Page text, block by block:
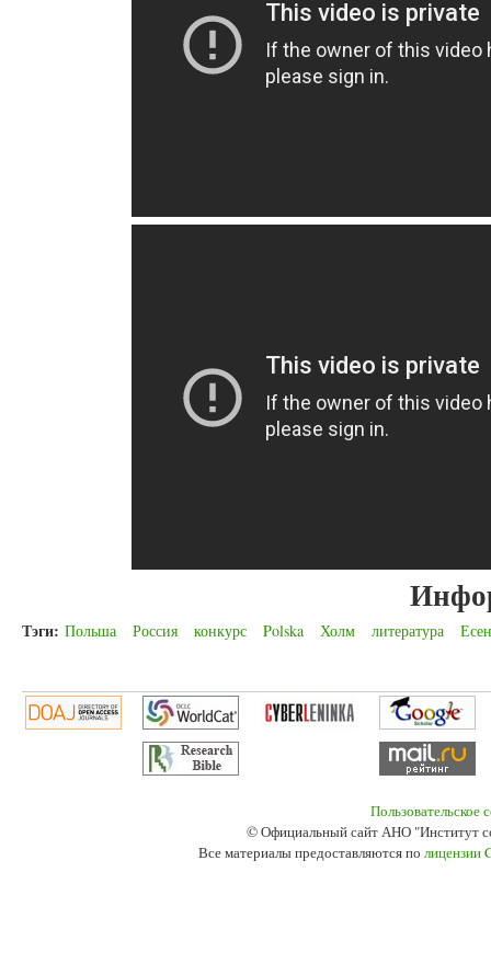
Тэги: Польша Россия конкурс Polska Холм литература
Пользовательское
© Официальный сайт АНО "Институт
Все материалы предоставляются по лицензии